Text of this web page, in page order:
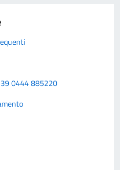
0444 885220